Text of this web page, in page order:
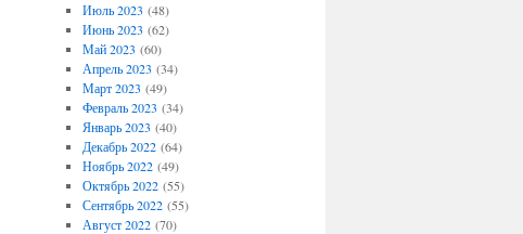
Июль 2023 (48)
Июнь 2023 (62)
Май 2023 (60)
Апрель 2023 (34)
Март 2023 (49)
Февраль 2023 (34)
Январь 2023 (40)
Декабрь 2022(64)
Ноябрь 2022(49)
Октябрь 2022(55)
Сентябрь 2022(55)
Август 2022(70)